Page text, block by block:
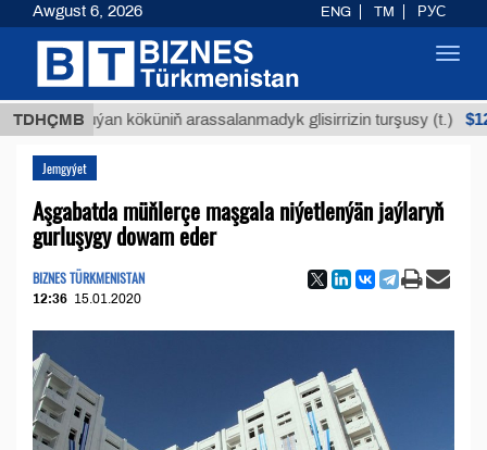
TDHÇMB
Buýan köküniň arassalanmadyk glisirrizin turşusy (t.) $12935,18
Jemgyýet
Aşgabatda müňlerçe maşgala niýetlenýän jaýlaryň
gurluşygy dowam eder
BIZNES TÜRKMENISTAN
12:36 15.01.2020
Awgust 6, 2026 ENG TM РУС